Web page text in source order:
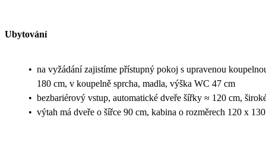
Ubytování
• na vyžádání zajistíme přístupný pokoj s upravenou
180 cm, v koupelně sprcha, madla, výška WC 47 cm
• bezbariérový vstup, automatické dveře šířky ≈ 120 cm,
• výtah má dveře o šířce 90 cm, kabina o rozměrech 120 x